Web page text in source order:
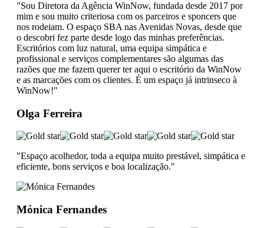
"Sou Diretora da Agência WinNow, fundada desde 2017 por
mim e sou muito criteriosa com os parceiros e sponcers que
nos rodeiam. O espaço SBA nas Avenidas Novas, desde que
o descobri fez parte desde logo das minhas preferências.
Escritórios com luz natural, uma equipa simpática e
profissional e serviços complementares são algumas das
razões que me fazem querer ter aqui o escritório da WinNow
e as marcações com os clientes. É um espaço já intrinseco à
WinNow!"
Olga Ferreira
"Espaço acolhedor, toda a equipa muito prestável, simpática e
eficiente, bons serviços e boa localização."
Mónica Fernandes